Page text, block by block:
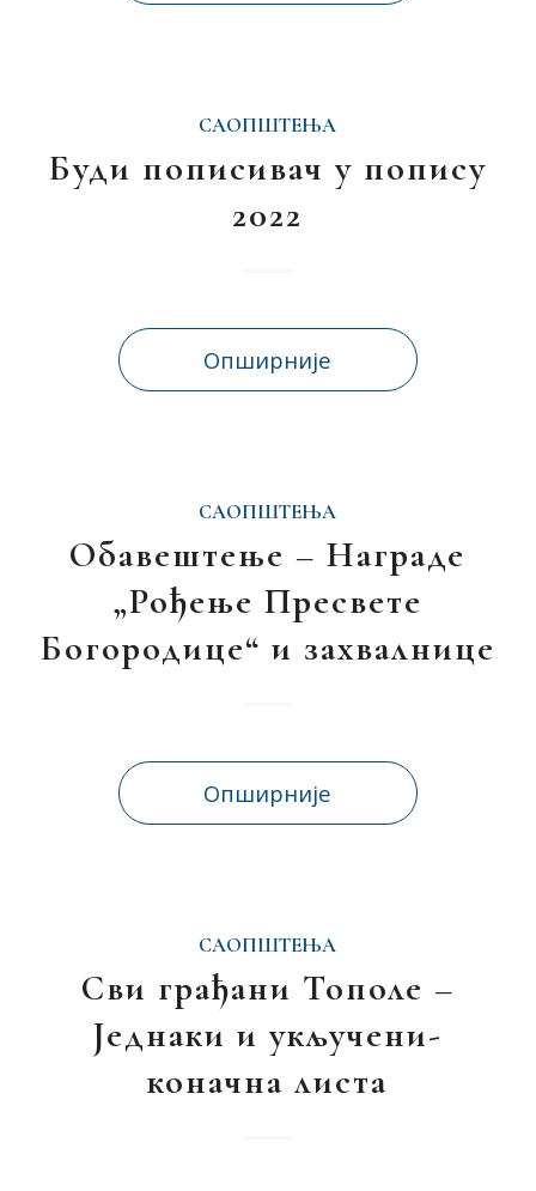
САОПШТЕЊА
Буди пописивач у попису
2022
Опширније
САОПШТЕЊА
Обавештење – Награде
„Рођење Пресвете
Богородице“ и захвалнице
Опширније
САОПШТЕЊА
Сви грађани Тополе –
Једнаки и укључени-
коначна листа